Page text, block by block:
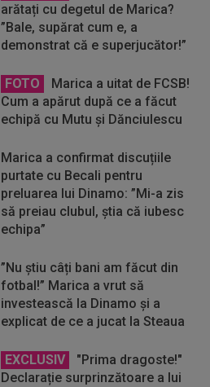
arătați cu degetul de Marica?
”Bale, supărat cum e, a
demonstrat că e superjucător!”
FOTO
Marica a uitat de FCSB!
Cum a apărut după ce a făcut
echipă cu Mutu și Dănciulescu
Marica a confirmat discuțiile
purtate cu Becali pentru
preluarea lui Dinamo: ”Mi-a zis
să preiau clubul, știa că iubesc
echipa”
”Nu știu câți bani am făcut din
fotbal!” Marica a vrut să
investească la Dinamo și a
explicat de ce a jucat la Steaua
EXCLUSIV
"Prima dragoste!"
Declarație surprinzătoare a lui